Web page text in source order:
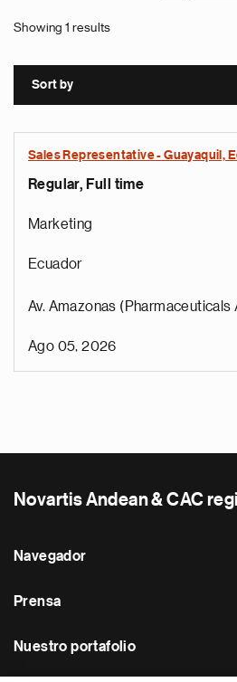
Showing 1 results
Sort by
Sales Representative - Guayaquil,
Regular, Full time
Marketing
Ecuador
Av. Amazonas
Ago 05, 2026
Novartis Andean & CAC
Navegador
Prensa
Nuestro portafolio